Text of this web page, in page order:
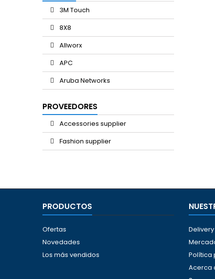
3M Touch
8X8
Allworx
APC
Aruba Networks
PROVEEDORES
Accessories supplier
Fashion supplier
PRODUCTOS
Ofertas
Novedades
Los más vendidos
Delivery
Política
Acerca